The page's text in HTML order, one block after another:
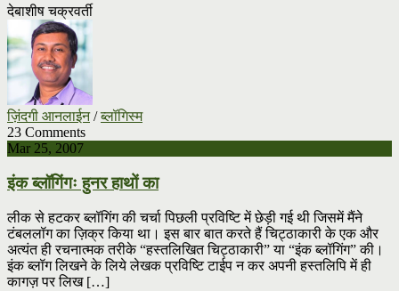
देबाशीष चक्रवर्ती
ज़िंदगी आनलाईन/ब्लॉगिस्म
23 Comments
Mar 25, 2007
इंक ब्लॉगिंगः हुनर हाथों का
लीक से हटकर ब्लॉगिंग की चर्चा पिछली प्रविष्टि में छेड़ी गई थी जिसमें मैंने
टंबललॉग का ज़िक्र किया था। इस बार बात करते हैं चिट्ठाकारी के एक और
अत्यंत ही रचनात्मक तरीके “हस्तलिखित चिट्ठाकारी” या “इंक ब्लॉगिंग” की।
इंक ब्लॉग लिखने के लिये लेखक प्रविष्टि टाईप न कर अपनी हस्तलिपि में ही
कागज़ पर लिख […]